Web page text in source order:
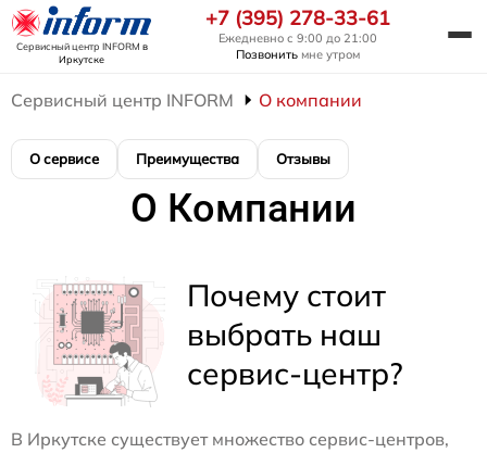
Сервисный центр INFORM в
Иркутске
+7 (395) 278-33-61
Ежедневно с 9:00 до 21:00
Позвонить мне утром
Сервисный центр INFORM О компании
О сервисе Преимущества Отзывы
О Компании
Почему стоит
выбрать наш
сервис-центр?
В Иркутске существует множество сервис-центров,